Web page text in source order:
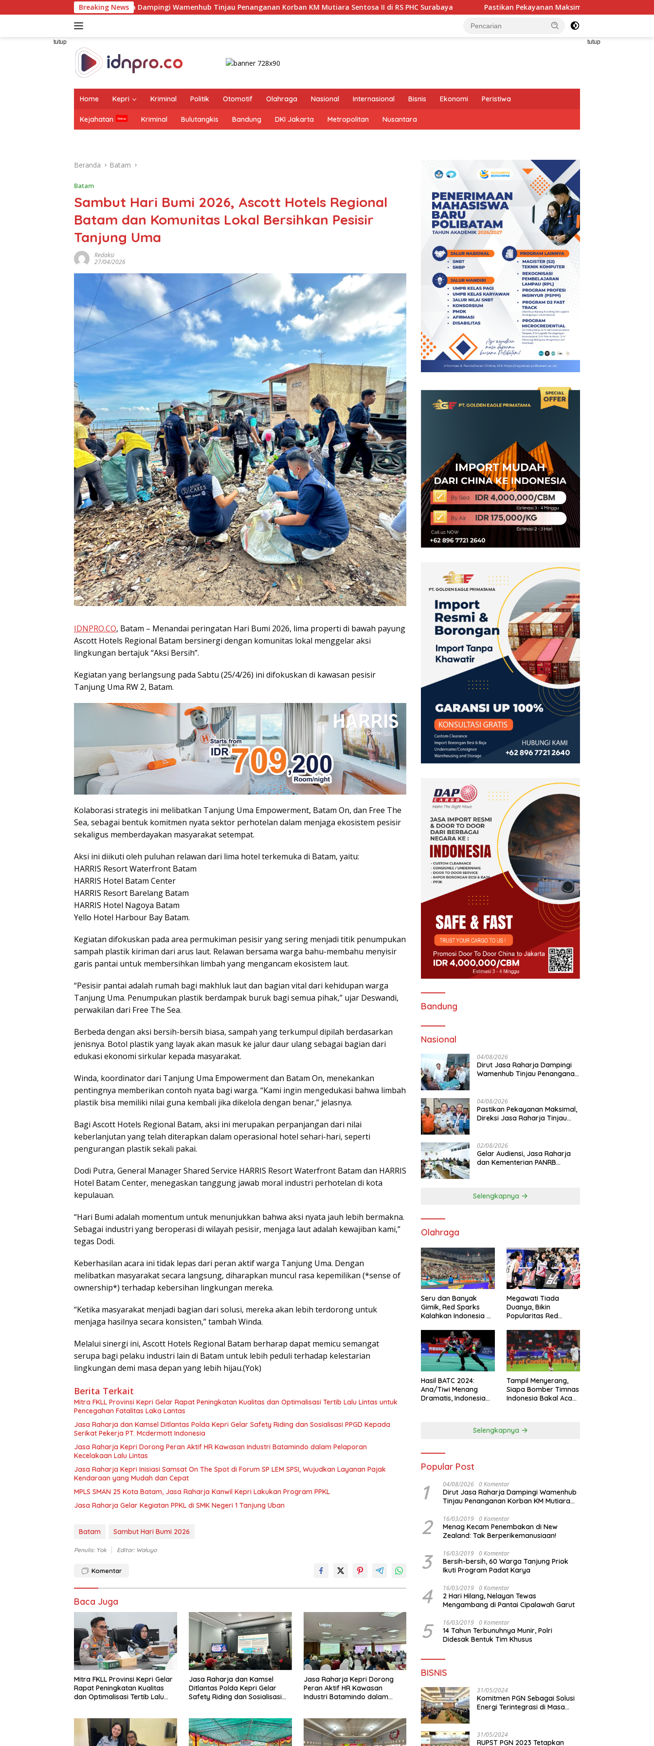
ke
Breaking News
Raharja Dampingi Wamenhub Tinjau Penanganan Korban KM Mutiara Sentosa II di RS PHC Surabaya Pastikan Pekayanan Maksimal, Direksi Jasa Raharja Tinjau Korban Kebakaran
tutup tutup
Home Kepri Kriminal Politik Otomotif Olahraga Nasional Internasional Bisnis Ekonomi Peristiwa
Kejahatan Kriminal Bulutangkis Bandung DKI Jakarta Metropolitan Nusantara
Beranda Batam
Batam
Sambut Hari Bumi 2026, Ascott Hotels Regional
Batam dan Komunitas Lokal Bersihkan Pesisir
Tanjung Uma
Redaksi
27/04/2026
IDNPRO.CO, Batam – Menandai peringatan Hari Bumi 2026, lima properti di bawah payung
Ascott Hotels Regional Batam bersinergi dengan komunitas lokal menggelar aksi
lingkungan bertajuk “Aksi Bersih”.
Kegiatan yang berlangsung pada Sabtu (25/4/26) ini difokuskan di kawasan pesisir
Tanjung Uma RW 2, Batam.
Kolaborasi strategis ini melibatkan Tanjung Uma Empowerment, Batam On, dan Free The
Sea, sebagai bentuk komitmen nyata sektor perhotelan dalam menjaga ekosistem pesisir
sekaligus memberdayakan masyarakat setempat.
Aksi ini diikuti oleh puluhan relawan dari lima hotel terkemuka di Batam, yaitu:
HARRIS Resort Waterfront Batam
HARRIS Hotel Batam Center
HARRIS Resort Barelang Batam
HARRIS Hotel Nagoya Batam
Yello Hotel Harbour Bay Batam.
Kegiatan difokuskan pada area permukiman pesisir yang sering menjadi titik penumpukan
sampah plastik kiriman dari arus laut. Relawan bersama warga bahu-membahu menyisir
garis pantai untuk membersihkan limbah yang mengancam ekosistem laut.
“Pesisir pantai adalah rumah bagi makhluk laut dan bagian vital dari kehidupan warga
Tanjung Uma. Penumpukan plastik berdampak buruk bagi semua pihak,” ujar Deswandi,
perwakilan dari Free The Sea.
Berbeda dengan aksi bersih-bersih biasa, sampah yang terkumpul dipilah berdasarkan
jenisnya. Botol plastik yang layak akan masuk ke jalur daur ulang sebagai bagian dari
edukasi ekonomi sirkular kepada masyarakat.
Winda, koordinator dari Tanjung Uma Empowerment dan Batam On, menekankan
pentingnya memberikan contoh nyata bagi warga. “Kami ingin mengedukasi bahwa limbah
plastik bisa memiliki nilai guna kembali jika dikelola dengan benar,” jelasnya.
Bagi Ascott Hotels Regional Batam, aksi ini merupakan perpanjangan dari nilai
keberlanjutan yang telah diterapkan dalam operasional hotel sehari-hari, seperti
pengurangan plastik sekali pakai.
Dodi Putra, General Manager Shared Service HARRIS Resort Waterfront Batam dan HARRIS
Hotel Batam Center, menegaskan tanggung jawab moral industri perhotelan di kota
kepulauan.
“Hari Bumi adalah momentum untuk menunjukkan bahwa aksi nyata jauh lebih bermakna.
Sebagai industri yang beroperasi di wilayah pesisir, menjaga laut adalah kewajiban kami,”
tegas Dodi.
Keberhasilan acara ini tidak lepas dari peran aktif warga Tanjung Uma. Dengan
melibatkan masyarakat secara langsung, diharapkan muncul rasa kepemilikan (*sense of
ownership*) terhadap kebersihan lingkungan mereka.
“Ketika masyarakat menjadi bagian dari solusi, mereka akan lebih terdorong untuk
menjaga hasilnya secara konsisten,” tambah Winda.
Melalui sinergi ini, Ascott Hotels Regional Batam berharap dapat memicu semangat
serupa bagi pelaku industri lain di Batam untuk lebih peduli terhadap kelestarian
lingkungan demi masa depan yang lebih hijau.(Yok)
Berita Terkait
Mitra FKLL Provinsi Kepri Gelar Rapat Peningkatan Kualitas dan Optimalisasi Tertib Lalu Lintas untuk
Pencegahan Fatalitas Laka Lantas
Jasa Raharja dan Kamsel Ditlantas Polda Kepri Gelar Safety Riding dan Sosialisasi PPGD Kepada
Serikat Pekerja PT. Mcdermott Indonesia
Jasa Raharja Kepri Dorong Peran Aktif HR Kawasan Industri Batamindo dalam Pelaporan
Kecelakaan Lalu Lintas
Jasa Raharja Kepri Inisiasi Samsat On The Spot di Forum SP LEM SPSI, Wujudkan Layanan Pajak
Kendaraan yang Mudah dan Cepat
MPLS SMAN 25 Kota Batam, Jasa Raharja Kanwil Kepri Lakukan Program PPKL
Jasa Raharja Gelar Kegiatan PPKL di SMK Negeri 1 Tanjung Uban
Batam Sambut Hari Bumi 2026
Penulis: Yok Editor: Waluyo
Komentar
Baca Juga
Mitra FKLL Provinsi Kepri Gelar
Rapat Peningkatan Kualitas
dan Optimalisasi Tertib Lalu
Jasa Raharja dan Kamsel
Ditlantas Polda Kepri Gelar
Safety Riding dan Sosialisasi
Jasa Raharja Kepri Dorong
Peran Aktif HR Kawasan
Industri Batamindo dalam
Bandung
Nasional
04/08/2026
Dirut Jasa Raharja Dampingi
Wamenhub Tinjau Penanganan
04/08/2026
Pastikan Pekayanan Maksimal,
Direksi Jasa Raharja Tinjau
02/08/2026
Gelar Audiensi, Jasa Raharja
dan Kementerian PANRB
Selengkapnya
Olahraga
Seru dan Banyak
Gimik, Red Sparks
Kalahkan Indonesia All
Megawati Tiada
Duanya, Bikin
Popularitas Red
Hasil BATC 2024:
Ana/Tiwi Menang
Dramatis, Indonesia
Tampil Menyerang,
Siapa Bomber Timnas
Indonesia Bakal Acak-
Selengkapnya
Popular Post
1 04/08/2026 0 Komentar
Dirut Jasa Raharja Dampingi Wamenhub
Tinjau Penanganan Korban KM Mutiara
2 16/03/2019 0 Komentar
Menag Kecam Penembakan di New
Zealand: Tak Berperikemanusiaan!
3 16/03/2019 0 Komentar
Bersih-bersih, 60 Warga Tanjung Priok
Ikuti Program Padat Karya
4 16/03/2019 0 Komentar
2 Hari Hilang, Nelayan Tewas
Mengambang di Pantai Cipalawah Garut
5 16/03/2019 0 Komentar
14 Tahun Terbunuhnya Munir, Polri
Didesak Bentuk Tim Khusus
BISNIS
31/05/2024
Komitmen PGN Sebagai Solusi
Energi Terintegrasi di Masa
31/05/2024
RUPST PGN 2023 Tetapkan